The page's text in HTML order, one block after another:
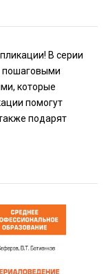
В серии
пошаговыми
которые
помогут
подарят